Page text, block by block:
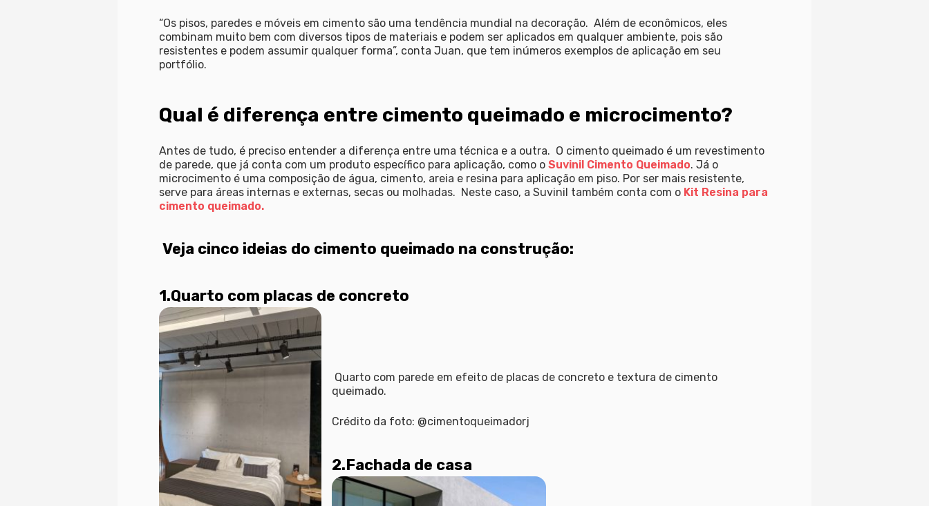
“Os pisos, paredes e móveis em cimento são uma tendência mundial na decoração. Além de econômicos, eles
combinam muito bem com diversos tipos de materiais e podem ser aplicados em qualquer ambiente, pois são
resistentes e podem assumir qualquer forma”, conta Juan, que tem inúmeros exemplos de aplicação em seu
portfólio.
Qual é diferença entre cimento queimado e microcimento?
Antes de tudo, é preciso entender a diferença entre uma técnica e a outra. O cimento queimado é um revestimento
de parede, que já conta com um produto específico para aplicação, como o Suvinil Cimento Queimado. Já o
microcimento é uma composição de água, cimento, areia e resina para aplicação em piso. Por ser mais resistente,
serve para áreas internas e externas, secas ou molhadas. Neste caso, a Suvinil também conta com o Kit Resina para
cimento queimado.
Veja cinco ideias do cimento queimado na construção:
1.Quarto com placas de concreto
Quarto com parede em efeito de placas de concreto e textura de cimento
queimado.
Crédito da foto: @cimentoqueimadorj
2.Fachada de casa